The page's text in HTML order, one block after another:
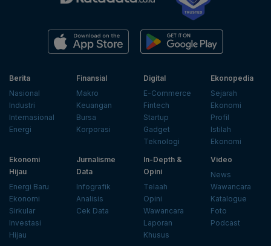
Berita
Nasional
Industri
Internasional
Energi
Finansial
Makro
Keuangan
Bursa
Korporasi
Digital
E-Commerce
Fintech
Startup
Gadget
Teknologi
Ekonopedia
Sejarah
Ekonomi
Profil
Istilah
Ekonomi
Ekonomi
Hijau
Energi Baru
Ekonomi
Sirkular
Investasi
Hijau
Jurnalisme
Data
Infografik
Analisis
Cek Data
In-Depth &
Opini
Telaah
Opini
Wawancara
Laporan
Khusus
Video
News
Wawancara
Katalogue
Foto
Podcast